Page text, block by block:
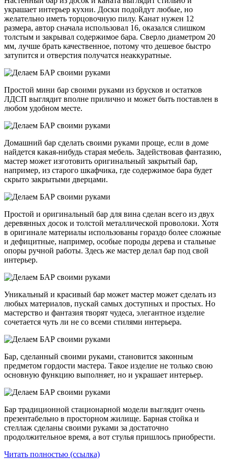
украшает интерьер кухни. Доски подойдут любые, но
желательно иметь торцовочную пилу. Канат нужен 12
размера, автор сначала использовал 16, оказался слишком
толстым и закрывал содержимое бара. Сверло диаметром 20
мм, лучше брать качественное, потому что дешевое быстро
затупится и отверстия получатся неаккуратные.
Простой мини бар своими руками из брусков и остатков
ЛДСП выглядит вполне прилично и может быть поставлен в
любом удобном месте.
Домашний бар сделать своими руками проще, если в доме
найдется какая-нибудь старая мебель. Задействовав фантазию,
мастер может изготовить оригинальный закрытый бар,
например, из старого шкафчика, где содержимое бара будет
скрыто закрытыми дверцами.
Простой и оригинальный бар для вина сделан всего из двух
деревянных досок и толстой металлической проволоки. Хотя
в оригинале материалы использованы гораздо более сложные
и дефицитные, например, особые породы дерева и стальные
опоры ручной работы. Здесь же мастер делал бар под свой
интерьер.
Уникальный и красивый бар может мастер может сделать из
любых материалов, пускай самых доступных и простых. Но
мастерство и фантазия творят чудеса, элегантное изделие
сочетается чуть ли не со всеми стилями интерьера.
Бар, сделанный своими руками, становится законным
предметом гордости мастера. Такое изделие не только свою
основную функцию выполняет, но и украшает интерьер.
Бар традиционной стационарной модели выглядит очень
презентабельно в просторном жилище. Барная стойка и
стеллаж сделаны своими руками за достаточно
продолжительное время, а вот стулья пришлось приобрести.
Читать полностью (ссылка)